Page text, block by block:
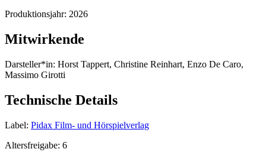
Produktionsjahr: 2026
Mitwirkende
Darsteller*in: Horst Tappert, Christine Reinhart, Enzo De Caro,
Massimo Girotti
Technische Details
Label: Pidax Film- und Hörspielverlag
Altersfreigabe: 6